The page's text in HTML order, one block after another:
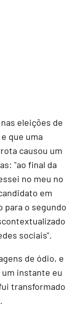
eleições de
que uma
causou um
"ao final da
no meu no
em
para o segundo
sociais".
de ódio, e
um instante eu
transformado